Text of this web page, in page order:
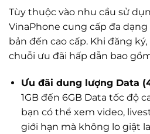
Tùy thuộc vào nhu cầu sử
VinaPhone cung cấp đa
bản đến cao cấp. Khi đăng
chuỗi ưu đãi hấp dẫn bao
Ưu đãi dung lượng Data
1GB đến 6GB Data tốc độ
bạn có thể xem video,
giới hạn mà không lo giật